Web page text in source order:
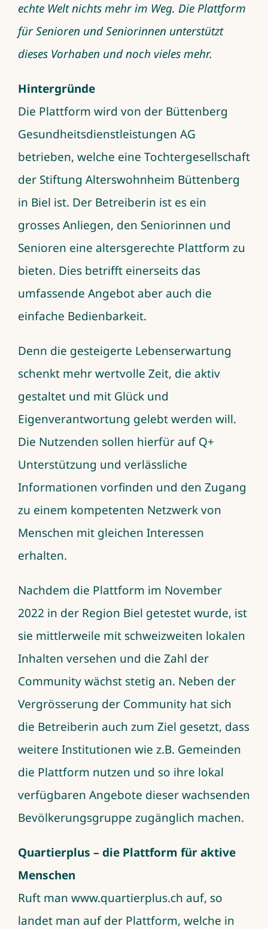
echte Welt nichts mehr im Weg. Die Plattform
für Senioren und Seniorinnen unterstützt
dieses Vorhaben und noch vieles mehr.
Hintergründe
Die Plattform wird von der Büttenberg
Gesundheitsdienstleistungen AG
betrieben, welche eine Tochtergesellschaft
der Stiftung Alterswohnheim Büttenberg
in Biel ist. Der Betreiberin ist es ein
grosses Anliegen, den Seniorinnen und
Senioren eine altersgerechte Plattform zu
bieten. Dies betrifft einerseits das
umfassende Angebot aber auch die
einfache Bedienbarkeit.
Denn die gesteigerte Lebenserwartung
schenkt mehr wertvolle Zeit, die aktiv
gestaltet und mit Glück und
Eigenverantwortung gelebt werden will.
Die Nutzenden sollen hierfür auf Q+
Unterstützung und verlässliche
Informationen vorfinden und den Zugang
zu einem kompetenten Netzwerk von
Menschen mit gleichen Interessen
erhalten.
Nachdem die Plattform im November
2022 in der Region Biel getestet wurde, ist
sie mittlerweile mit schweizweiten lokalen
Inhalten versehen und die Zahl der
Community wächst stetig an. Neben der
Vergrösserung der Community hat sich
die Betreiberin auch zum Ziel gesetzt, dass
weitere Institutionen wie z.B. Gemeinden
die Plattform nutzen und so ihre lokal
verfügbaren Angebote dieser wachsenden
Bevölkerungsgruppe zugänglich machen.
Quartierplus – die Plattform für aktive
Menschen
Ruft man www.quartierplus.ch auf, so
landet man auf der Plattform, welche in